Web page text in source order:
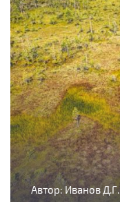
Автор: Иванов Д.Г.